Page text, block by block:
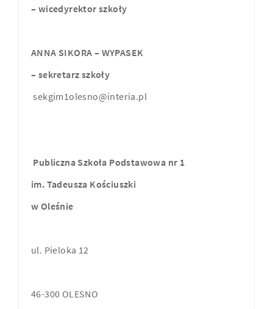
– wicedyrektor szkoły
ANNA SIKORA – WYPASEK
– sekretarz szkoły
sekgim1olesno@interia.pl
Publiczna Szkoła Podstawowa nr 1
im. Tadeusza Kościuszki
w Oleśnie
ul. Pieloka 12
46-300 OLESNO